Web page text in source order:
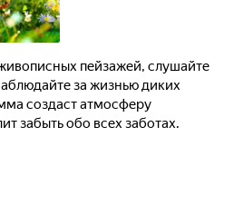
пейзажей, слушайте
за жизнью диких
создаст атмосферу
забыть обо всех заботах.